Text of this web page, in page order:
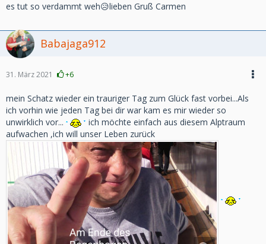
es tut so verdammt weh😥lieben Gruß Carmen
Babajaga912
31. März 2021 +6
mein Schatz wieder ein trauriger Tag zum Glück fast vorbei...Als
ich vorhin wie jeden Tag bei dir war kam es mir wieder so
unwirklich vor...
ich möchte einfach aus diesem Alptraum
aufwachen ,ich will unser Leben zurück